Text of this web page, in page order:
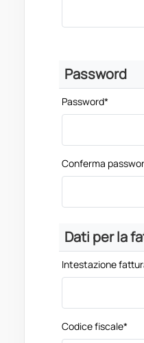
Password
Password*
Conferma
Dati per la
Intestazione
Codice fiscale*